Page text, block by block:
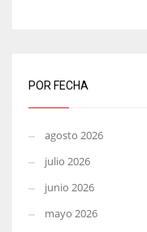
POR FECHA
agosto 2026
julio 2026
junio 2026
mayo 2026